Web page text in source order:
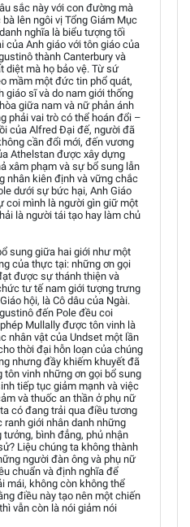
sắc này với con đường mà
lên ngôi vị Tổng Giám Mục
nghĩa là biểu tượng tối
của Anh giáo với tôn giáo của
thành Canterbury và
diệt mà họ bảo vệ. Từ sứ
mầm một đức tin phổ quát,
giáo sĩ và do nam giới thống
giữa nam và nữ phản ánh
phải vai trò có thể hoán đổi –
của Alfred Đại đế, người đã
cần đổi mới, đến vương
Athelstan được xây dựng
xâm phạm và sự bổ sung lẫn
nhân kiên định và vững chắc
dưới sự bức hại, Anh Giáo
coi mình là người gìn giữ một
là người tái tạo hay làm chủ
sung giữa hai giới như một
của thực tại: những ơn gọi
được sự thánh thiện và
tư tế nam giới tượng trưng
hội, là Cô dâu của Ngài.
đến Pole đều coi
Mullally được tôn vinh là
nhân vật của Undset một lần
thời đại hỗn loạn của chúng
nhưng đầy khiếm khuyết đã
vinh những ơn gọi bổ sung
tiếp tục giảm mạnh và việc
và thuốc an thần ở phụ nữ
có đang trải qua điều tương
giới nhân danh những
bình đẳng, phủ nhận
Liệu chúng ta không thành
người đàn ông và phụ nữ
chuẩn và định nghĩa để
mái, không còn không thể
điều này tạo nên một chiến
vẫn còn là nói giảm nói